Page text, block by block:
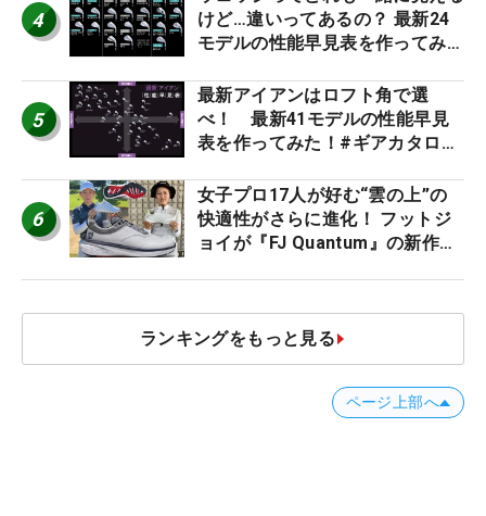
4
けど…違いってあるの？ 最新24
モデルの性能早見表を作ってみ
5
最新アイアンはロフト角で選
べ！ 最新41モデルの性能早見
表を作ってみた！#ギアカタログ
6
女子プロ17人が好む“雲の上”の
快適性がさらに進化！ フットジ
ョイが『FJ Quantum』の新作を
ランキングをもっと見る
ページ上部へ